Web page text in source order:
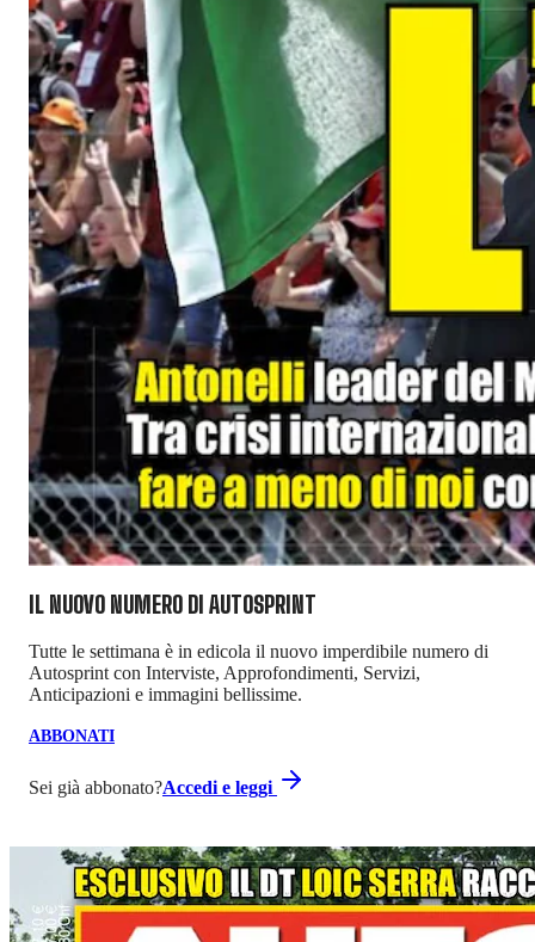
IL NUOVO NUMERO DI AUTOSPRINT
Tutte le settimana è in edicola il nuovo imperdibile numero di
Autosprint con Interviste, Approfondimenti, Servizi,
Anticipazioni e immagini bellissime.
ABBONATI
Sei già abbonato?Accedi e leggi